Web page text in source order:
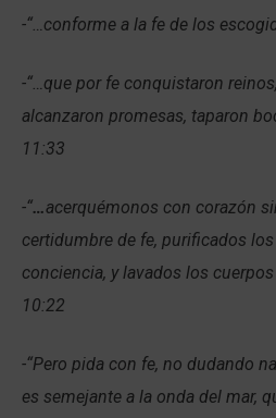
-“…conforme a la fe de los
-“…que por fe conquistaron
alcanzaron promesas, taparon
11:33
-“…acerquémonos con corazón
certidumbre de fe, purificados
conciencia, y lavados los
10:22
-“Pero pida con fe, no dudando
es semejante a la onda del mar,